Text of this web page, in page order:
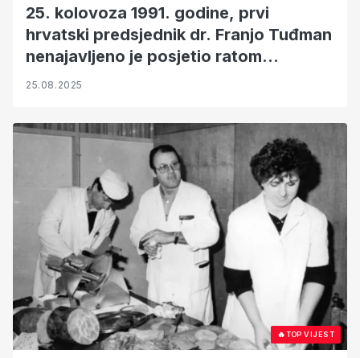
25. kolovoza 1991. godine, prvi
hrvatski predsjednik dr. Franjo Tuđman
nenajavljeno je posjetio ratom
zahvaćenu Petrinju i Banovinu
25.08.2025
🔥TOP VIJEST